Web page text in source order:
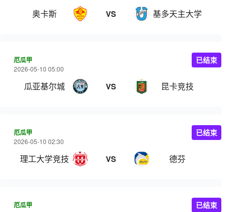
奥卡斯 VS 基多天主大学
厄瓜甲
2026-05-10 05:00
瓜亚基尔城 VS 昆卡竞技
已结束
厄瓜甲
2026-05-10 02:30
理工大学竞技 VS 德芬
已结束
厄瓜甲 已结束